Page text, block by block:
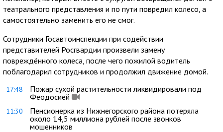
театрального представления и по пути повредил колесо, а
самостоятельно заменить его не смог.
Сотрудники Госавтоинспекции при содействии
представителей Росгвардии произвели замену
повреждённого колеса, после чего пожилой водитель
поблагодарил сотрудников и продолжил движение домой.
17:48
Пожар сухой растительности ликвидировали под
Феодосией
11:30
Пенсионерка из Нижнегорского района потеряла
около 14,5 миллиона рублей после звонков
мошенников